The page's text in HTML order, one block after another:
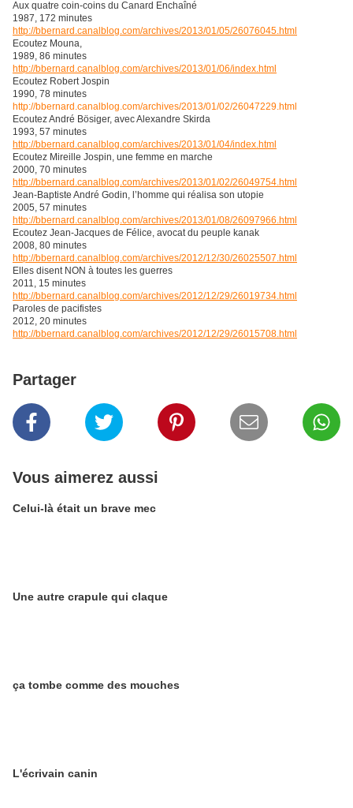
Aux quatre coin-coins du Canard Enchaîné
1987, 172 minutes
http://bbernard.canalblog.com/archives/2013/01/05/26076045.html
Ecoutez Mouna,
1989, 86 minutes
http://bbernard.canalblog.com/archives/2013/01/06/index.html
Ecoutez Robert Jospin
1990, 78 minutes
http://bbernard.canalblog.com/archives/2013/01/02/26047229.html
Ecoutez André Bösiger, avec Alexandre Skirda
1993, 57 minutes
http://bbernard.canalblog.com/archives/2013/01/04/index.html
Ecoutez Mireille Jospin, une femme en marche
2000, 70 minutes
http://bbernard.canalblog.com/archives/2013/01/02/26049754.html
Jean-Baptiste André Godin, l’homme qui réalisa son utopie
2005, 57 minutes
http://bbernard.canalblog.com/archives/2013/01/08/26097966.html
Ecoutez Jean-Jacques de Félice, avocat du peuple kanak
2008, 80 minutes
http://bbernard.canalblog.com/archives/2012/12/30/26025507.html
Elles disent NON à toutes les guerres
2011, 15 minutes
http://bbernard.canalblog.com/archives/2012/12/29/26019734.html
Paroles de pacifistes
2012, 20 minutes
http://bbernard.canalblog.com/archives/2012/12/29/26015708.html
Partager
Vous aimerez aussi
Celui-là était un brave mec
Une autre crapule qui claque
ça tombe comme des mouches
L'écrivain canin